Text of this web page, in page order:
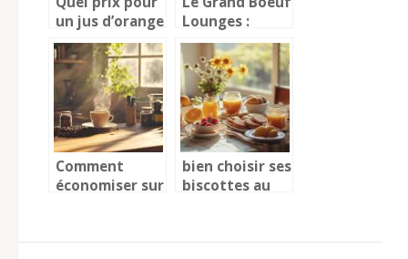
un jus d’orange
pressé dans un
bar ?
Lounges :
Votre soiree
romantique
dans un ecrin
d’elegance
Comment
économiser sur
bien choisir ses
biscottes au